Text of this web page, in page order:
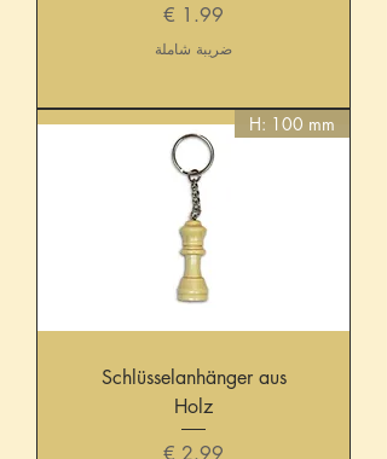
السعر
ضريبة شاملة
H: 100 mm
Schlüsselanhänger aus
Holz
السعر